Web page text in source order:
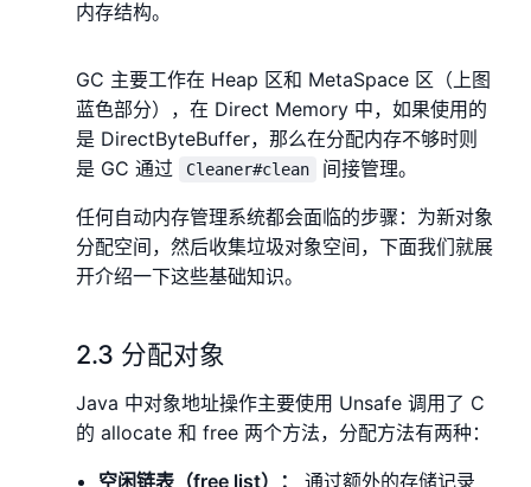
内存结构。
GC 主要工作在 Heap 区和 MetaSpace 区（上图
蓝色部分），在 Direct Memory 中，如果使用的
是 DirectByteBuffer，那么在分配内存不够时则
是 GC 通过
Cleaner#clean 间接管理。
任何自动内存管理系统都会面临的步骤：为新对象
分配空间，然后收集垃圾对象空间，下面我们就展
开介绍一下这些基础知识。
2.3 分配对象
Java 中对象地址操作主要使用 Unsafe 调用了 C
的 allocate 和 free 两个方法，分配方法有两种：
空闲链表（free list）： 通过额外的存储记录